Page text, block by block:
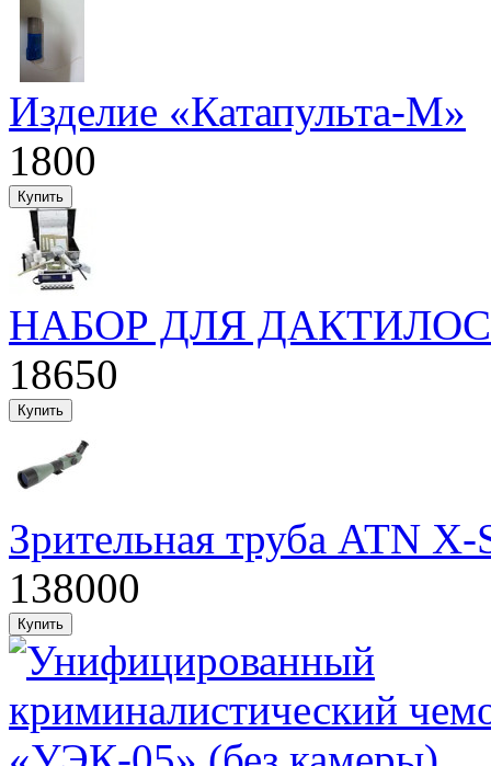
Изделие «Катапульта-М»
1800
НАБОР ДЛЯ
18650
Зрительная труба ATN
138000